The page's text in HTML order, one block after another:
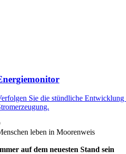
Sie die stündliche Entwicklung
leben in Moorenweis
auf dem neuesten Stand sein